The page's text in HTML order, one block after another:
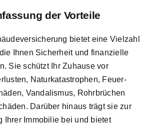
der Vorteile
bietet eine Vielzahl
Ihnen Sicherheit und finanzielle
Sie schützt Ihr Zuhause vor
Naturkatastrophen, Feuer-
Vandalismus, Rohrbrüchen
Darüber hinaus trägt sie zur
Ihrer Immobilie bei und bietet